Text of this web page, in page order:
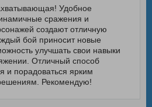
Удобное
сражения и
создают отличную
бой приносит новые
улучшать свои навыки
Отличный способ
и порадоваться ярким
Рекомендую!